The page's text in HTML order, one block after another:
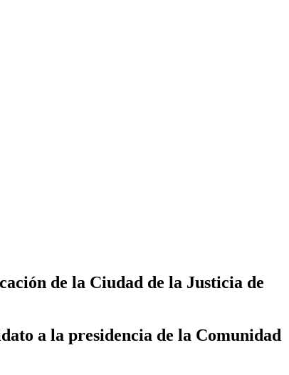
de la Ciudad de la Justicia de
a la presidencia de la Comunidad